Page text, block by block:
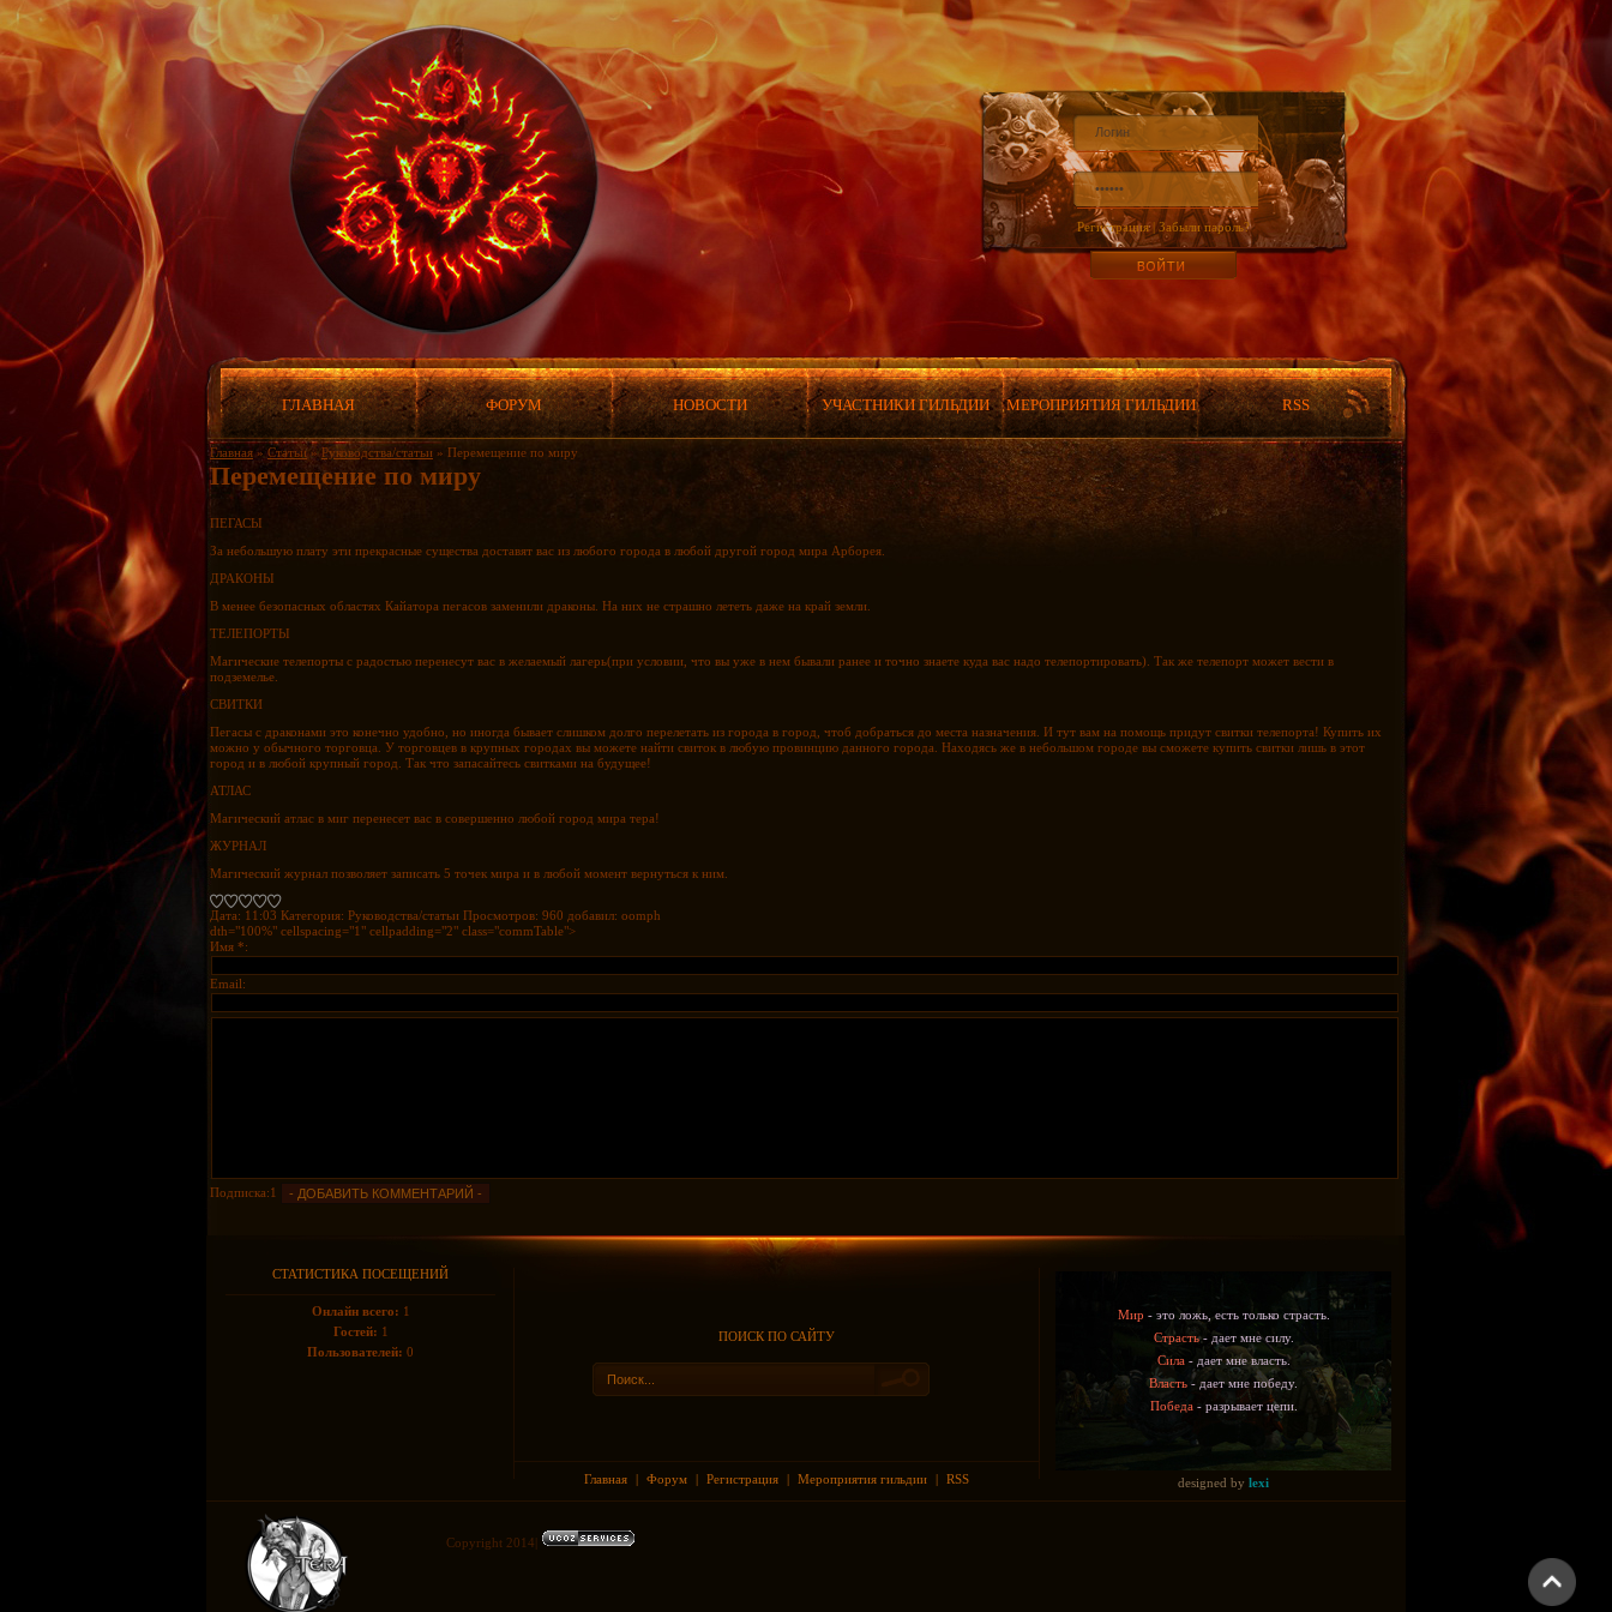
Регистрация|Забыли пароль?
ГЛАВНАЯ ФОРУМ НОВОСТИ УЧАСТНИКИ ГИЛЬДИИ МЕРОПРИЯТИЯ ГИЛЬДИИ RSS
Главная» Статьи»Руководства/статьи » Перемещение по миру
Перемещение по миру
ПЕГАСЫ
За небольшую плату эти прекрасные существа доставят вас из любого города в любой другой город мира Арборея.
ДРАКОНЫ
В менее безопасных областях Кайатора пегасов заменили драконы. На них не страшно лететь даже на край земли.
ТЕЛЕПОРТЫ
Магические телепорты с радостью перенесут вас в желаемый лагерь(при условии, что вы уже в нем бывали ранее и точно знаете куда вас надо телепортировать). Так же телепорт может вести в
подземелье.
СВИТКИ
Пегасы с драконами это конечно удобно, но иногда бывает слишком долго перелетать из города в город, чтоб добраться до места назначения. И тут вам на помощь придут свитки телепорта! Купить их
можно у обычного торговца. У торговцев в крупных городах вы можете найти свиток в любую провинцию данного города. Находясь же в небольшом городе вы сможете купить свитки лишь в этот
город и в любой крупный город. Так что запасайтесь свитками на будущее!
АТЛАС
Магический атлас в миг перенесет вас в совершенно любой город мира тера!
ЖУРНАЛ
Магический журнал позволяет записать 5 точек мира и в любой момент вернуться к ним.
Дата: 11:03 Категория: Руководства/статьи Просмотров: 960 добавил: oomph
dth="100%" cellspacing="1" cellpadding="2" class="commTable">
Имя *:
Email:
Подписка:1
СТАТИСТИКА ПОСЕЩЕНИЙ
Онлайн всего: 1
Гостей: 1
Пользователей: 0
ПОИСК ПО САЙТУ
Главная | Форум | Регистрация | Мероприятия гильдии | RSS
Мир - это ложь, есть только страсть.
Страсть- дает мне силу.
Сила- дает мне власть.
Власть - дает мне победу.
Победа- разрывает цепи.
designed by lexi
Copyright 2014|